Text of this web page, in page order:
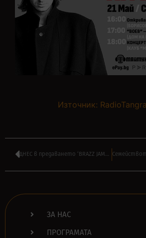
Източник:
ДНЕС в предаването ‘BRAZZ JAMBOREE’ на ВИЛИ СТОЯНОВ от 14:00
ЗА НАС
ПРОГРАМАТА